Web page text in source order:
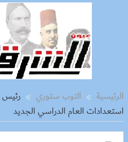
الرئيسية التوب ستوري
رئيس
استعدادات العام الدراسي الجديد